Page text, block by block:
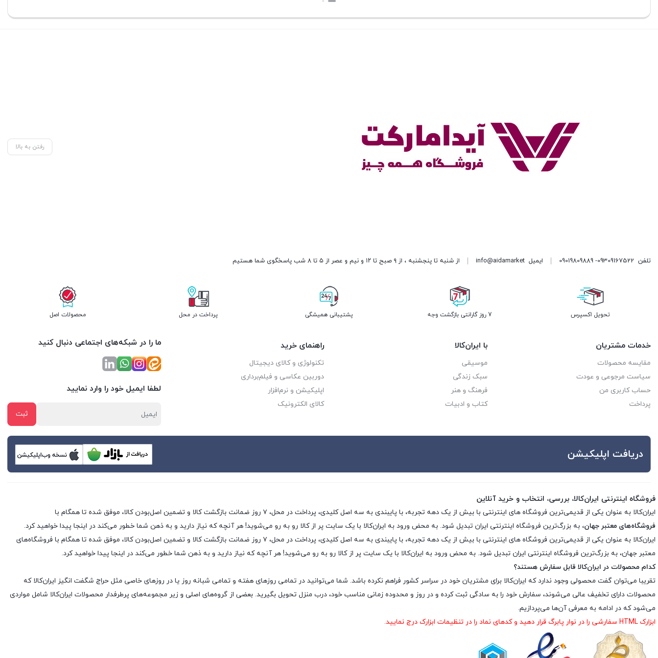
بستن
رفتن به بالا
تلفن 09309167522- 09019809889 ایمیل info@aidamarket از شنبه تا پنجشنبه ، از ۹ صبح تا ۱۲ و نیم و عصر از ۵ تا ۸ شب پاسخگوی شما هستیم
تحویل اکسپرس 7 روز گارانتی بازگشت وجه پشتیبانی همیشگی پرداخت در محل محصولات اصل
خدمات مشتریان
مقایسه محصولات
سیاست مرجوعی و عودت
حساب کاربری من
پرداخت
با ایران‌کالا
موسیقی
سبک زندگی
فرهنگ و هنر
کتاب و ادبیات
راهنمای خرید
تکنولوژی و کالای دیجیتال
دوربین عکاسی و فیلم‌برداری
اپلیکیشن و نرم‌افزار
کالای الکترونیک
ما را در شبکه‌های اجتماعی دنبال کنید
لطفا ایمیل خود را وارد نمایید
دریافت اپلیکیشن
فروشگاه اینترنتی ایران‌کالا، بررسی، انتخاب و خرید آنلاین
ایران‌کالا به عنوان یکی از قدیمی‌ترین فروشگاه های اینترنتی با بیش از یک دهه تجربه، با پایبندی به سه اصل کلیدی، پرداخت در محل، ۷ روز ضمانت بازگشت کالا و تضمین اصل‌بودن کالا، موفق شده تا همگام با
فروشگاه‌های معتبر جهان، به بزرگ‌ترین فروشگاه اینترنتی ایران تبدیل شود. به محض ورود به ایران‌کالا با یک سایت پر از کالا رو به رو می‌شوید! هر آنچه که نیاز دارید و به ذهن شما خطور می‌کند در اینجا پیدا خواهید کرد.
ایران‌کالا به عنوان یکی از قدیمی‌ترین فروشگاه های اینترنتی با بیش از یک دهه تجربه، با پایبندی به سه اصل کلیدی، پرداخت در محل، ۷ روز ضمانت بازگشت کالا و تضمین اصل‌بودن کالا، موفق شده تا همگام با فروشگاه‌های
معتبر جهان، به بزرگ‌ترین فروشگاه اینترنتی ایران تبدیل شود. به محض ورود به ایران‌کالا با یک سایت پر از کالا رو به رو می‌شوید! هر آنچه که نیاز دارید و به ذهن شما خطور می‌کند در اینجا پیدا خواهید کرد.
کدام محصولات در ایران‌کالا قابل سفارش هستند؟
تقریبا می‌توان گفت محصولی وجود ندارد که ایران‌کالا برای مشتریان خود در سراسر کشور فراهم نکرده باشد. شما می‌توانید در تمامی روزهای هفته و تمامی شبانه روز یا در روزهای خاصی مثل حراج شگفت انگیز ایران‌کالا که
محصولات دارای تخفیف عالی می‌شوند، سفارش خود را به سادگی ثبت کرده و در روز و محدوده زمانی مناسب خود، درب منزل تحویل بگیرید. بعضی از گروه‌های اصلی و زیر مجموعه‌های پرطرفدار محصولات ایران‌کالا شامل مواردی
می‌شود که در ادامه به معرفی آن‌ها می‌پردازیم.
ابزارک HTML سفارشی را در نوار پابرگ قرار دهید و کدهای نماد را در تنظیمات ابزارک درج نمایید.